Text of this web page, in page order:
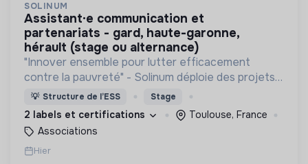
SOLINUM
assistant·e communication et
partenariats - gard, haute-garonne,
hérault (stage ou alternance)
"Innover ensemble pour lutter efficacement
contre la pauvreté" - Solinum déploie des projets
d'innovation sociale qui utilisent le numérique pour
participer à la lutte contre la pauvreté
💡 Structure de l’ESS Stage
2 labels et certifications
Toulouse, France
Associations
Hier